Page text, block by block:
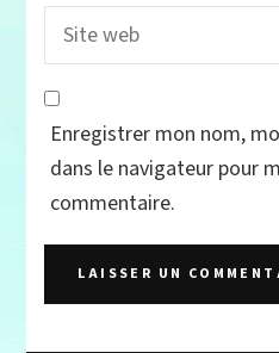
Enregistrer mon nom,
dans le navigateur pour
commentaire.